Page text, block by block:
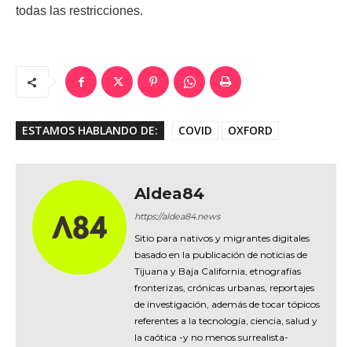
todas las restricciones.
ESTAMOS HABLANDO DE: COVID OXFORD
Aldea84
https://aldea84.news
Sitio para nativos y migrantes digitales
basado en la publicación de noticias de
Tijuana y Baja California, etnografías
fronterizas, crónicas urbanas, reportajes
de investigación, además de tocar tópicos
referentes a la tecnología, ciencia, salud y
la caótica -y no menos surrealista-